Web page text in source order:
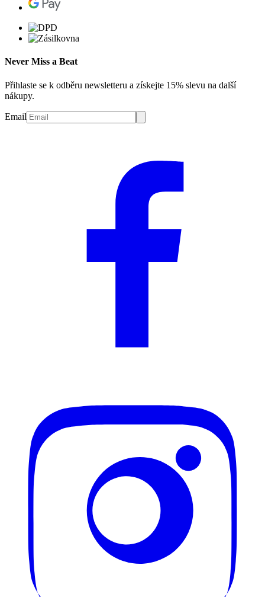
Never Miss a Beat
Přihlaste se k odběru newsletteru a získejte 15% slevu na další
nákupy.
Email